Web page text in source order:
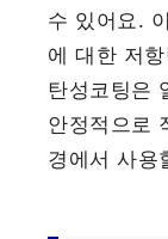
수 있어요.
에 대한 저
탄성코팅은
안정적으로
경에서 사용